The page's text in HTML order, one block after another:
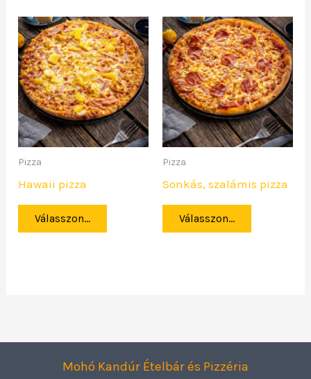
Pizza
Hawaii pizza
Válasszon...
Pizza
Sonkás, szalámis pizza
Válasszon...
Mohó Kandúr Ételbár és Pizzéria